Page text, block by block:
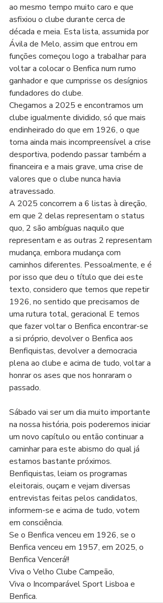
ao mesmo tempo muito caro e que
asfixiou o clube durante cerca de
década e meia. Esta lista, assumida por
Ávila de Melo, assim que entrou em
funções começou logo a trabalhar para
voltar a colocar o Benfica num rumo
ganhador e que cumprisse os desígnios
fundadores do clube.
Chegamos a 2025 e encontramos um
clube igualmente dividido, só que mais
endinheirado do que em 1926, o que
torna ainda mais incompreensível a crise
desportiva, podendo passar também a
financeira e a mais grave, uma crise de
valores que o clube nunca havia
atravessado.
A 2025 concorrem a 6 listas à direção,
em que 2 delas representam o status
quo, 2 são ambíguas naquilo que
representam e as outras 2 representam
mudança, embora mudança com
caminhos diferentes. Pessoalmente, e é
por isso que deu o título que dei este
texto, considero que temos que repetir
1926, no sentido que precisamos de
uma rutura total, geracional E temos
que fazer voltar o Benfica encontrar-se
a si próprio, devolver o Benfica aos
Benfiquistas, devolver a democracia
plena ao clube e acima de tudo, voltar a
honrar os ases que nos honraram o
passado.
Sábado vai ser um dia muito importante
na nossa história, pois poderemos iniciar
um novo capítulo ou então continuar a
caminhar para este abismo do qual já
estamos bastante próximos.
Benfiquistas, leiam os programas
eleitorais, ouçam e vejam diversas
entrevistas feitas pelos candidatos,
informem-se e acima de tudo, votem
em consciência.
Se o Benfica venceu em 1926, se o
Benfica venceu em 1957, em 2025, o
Benfica Vencerá!!
Viva o Velho Clube Campeão,
Viva o Incomparável Sport Lisboa e
Benfica.